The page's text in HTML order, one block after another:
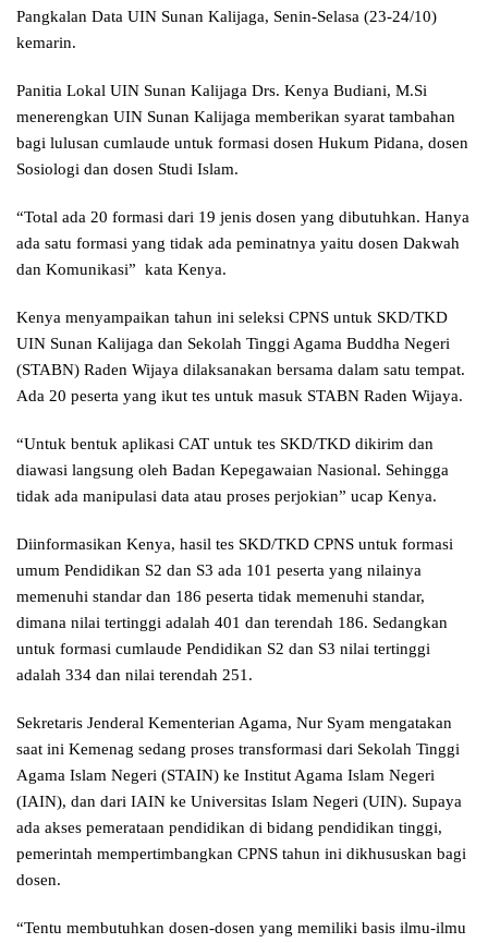
Pangkalan Data UIN Sunan Kalijaga, Senin-Selasa (23-24/10)
kemarin.
Panitia Lokal UIN Sunan Kalijaga Drs. Kenya Budiani, M.Si
menerengkan UIN Sunan Kalijaga memberikan syarat tambahan
bagi lulusan cumlaude untuk formasi dosen Hukum Pidana, dosen
Sosiologi dan dosen Studi Islam.
“Total ada 20 formasi dari 19 jenis dosen yang dibutuhkan. Hanya
ada satu formasi yang tidak ada peminatnya yaitu dosen Dakwah
dan Komunikasi” kata Kenya.
Kenya menyampaikan tahun ini seleksi CPNS untuk SKD/TKD
UIN Sunan Kalijaga dan Sekolah Tinggi Agama Buddha Negeri
(STABN) Raden Wijaya dilaksanakan bersama dalam satu tempat.
Ada 20 peserta yang ikut tes untuk masuk STABN Raden Wijaya.
“Untuk bentuk aplikasi CAT untuk tes SKD/TKD dikirim dan
diawasi langsung oleh Badan Kepegawaian Nasional. Sehingga
tidak ada manipulasi data atau proses perjokian” ucap Kenya.
Diinformasikan Kenya, hasil tes SKD/TKD CPNS untuk formasi
umum Pendidikan S2 dan S3 ada 101 peserta yang nilainya
memenuhi standar dan 186 peserta tidak memenuhi standar,
dimana nilai tertinggi adalah 401 dan terendah 186. Sedangkan
untuk formasi cumlaude Pendidikan S2 dan S3 nilai tertinggi
adalah 334 dan nilai terendah 251.
Sekretaris Jenderal Kementerian Agama, Nur Syam mengatakan
saat ini Kemenag sedang proses transformasi dari Sekolah Tinggi
Agama Islam Negeri (STAIN) ke Institut Agama Islam Negeri
(IAIN), dan dari IAIN ke Universitas Islam Negeri (UIN). Supaya
ada akses pemerataan pendidikan di bidang pendidikan tinggi,
pemerintah mempertimbangkan CPNS tahun ini dikhususkan bagi
dosen.
“Tentu membutuhkan dosen-dosen yang memiliki basis ilmu-ilmu